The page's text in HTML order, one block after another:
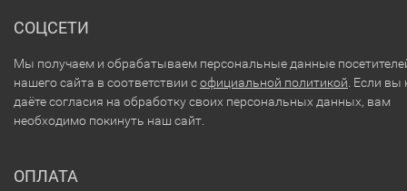
СОЦСЕТИ
Мы получаем и обрабатываем персональные данные
нашего сайта в соответствии софициальной политикой . Если вы
даёте согласия на обработку своих персональных данных, вам
необходимо покинуть наш сайт.
ОПЛАТА